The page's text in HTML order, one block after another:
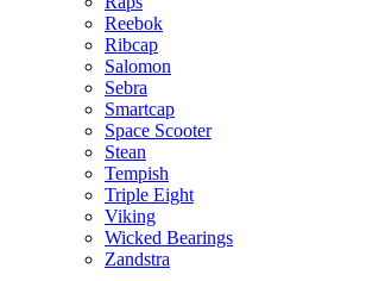
Reebok
Ribcap
Salomon
Sebra
Smartcap
Space Scooter
Stean
Tempish
Triple Eight
Viking
Wicked Bearings
Zandstra